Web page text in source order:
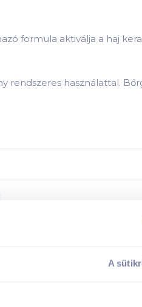
A
formula aktiválja a haj
rendszeres használattal.